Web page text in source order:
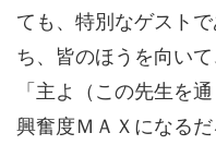
ても、特別なゲスト
ち、皆のほうを向い
「主よ（この先生を
興奮度ＭＡＸになるだ